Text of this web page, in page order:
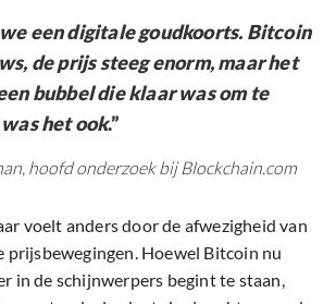
we een digitale goudkoorts. Bitcoin
de prijs steeg enorm, maar het
bubbel die klaar was om te
het ook.”
hoofd onderzoek bij Blockchain.com
voelt anders door de afwezigheid van
prijsbewegingen. Hoewel Bitcoin nu
in de schijnwerpers begint te staan,